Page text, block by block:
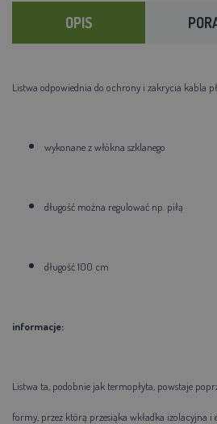
OPIS
Listwa odpowiednia do ochrony i zakrycia kabla
wykonane z włókna szklanego
długość można regulować np. piłą
długość 100 cm
informacje:
Listwa ta, podobnie jak termopłyta, powstaje
formy, przez którą przesiąka wkładka izolacyjna i